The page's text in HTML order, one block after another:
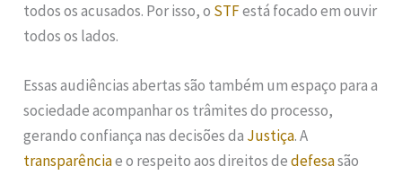
todos os acusados. Por isso, o STFestá focado em ouvir
todos os lados.
Essas audiências abertas são também um espaço para a
sociedade acompanhar os trâmites do processo,
gerando confiança nas decisões da Justiça. A
transparênciae o respeito aos direitos dedefesasão